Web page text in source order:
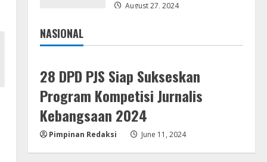
August 27, 2024
NASIONAL
Jakarta
28 DPD PJS Siap Sukseskan
Program Kompetisi Jurnalis
Kebangsaan 2024
Pimpinan Redaksi June 11, 2024